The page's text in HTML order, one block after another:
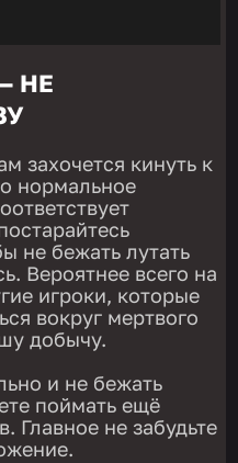
НЕ
захочется кинуть к
нормальное
не бежать лутать
Вероятнее всего на
игроки, которые
вокруг мертвого
добычу.
и не бежать
поймать ещё
Главное не забудьте